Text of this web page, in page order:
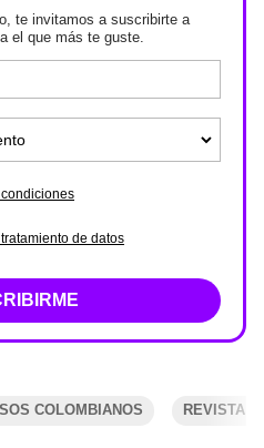
te invitamos a suscribirte a
el que más te guste.
de datos
COLOMBIANOS REVISTA